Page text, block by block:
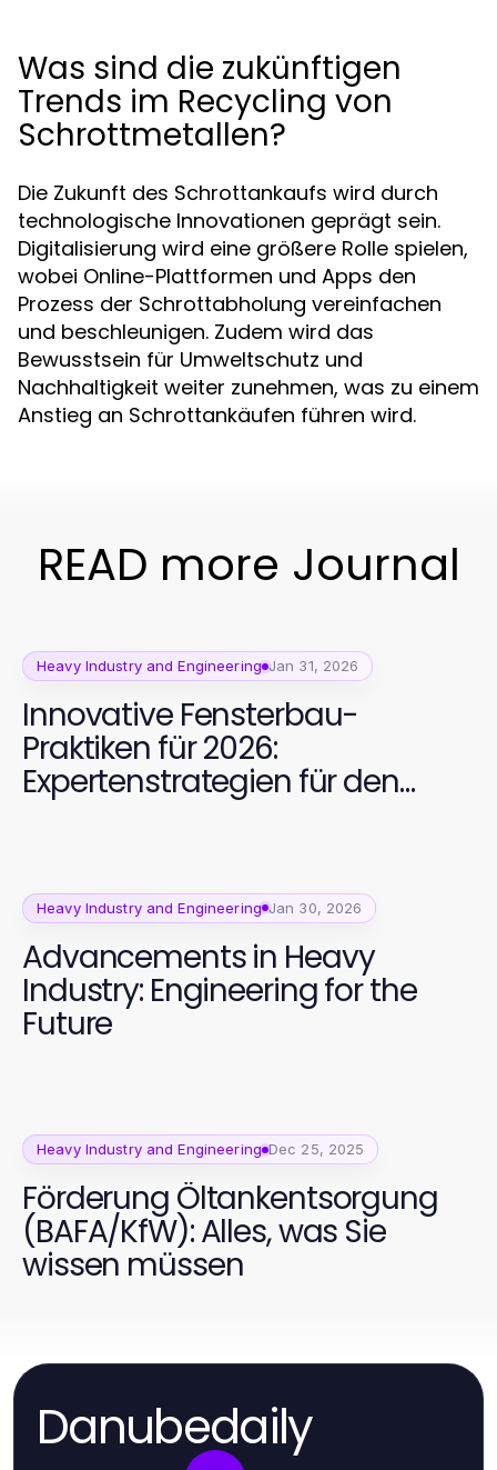
Was sind die zukünftigen
Trends im Recycling von
Schrottmetallen?
Die Zukunft des Schrottankaufs wird durch
technologische Innovationen geprägt sein.
Digitalisierung wird eine größere Rolle spielen,
wobei Online-Plattformen und Apps den
Prozess der Schrottabholung vereinfachen
und beschleunigen. Zudem wird das
Bewusstsein für Umweltschutz und
Nachhaltigkeit weiter zunehmen, was zu einem
Anstieg an Schrottankäufen führen wird.
READ more Journal
Heavy Industry and Engineering Jan 31, 2026
Innovative Fensterbau-
Praktiken für 2026:
Expertenstrategien für den
Erfolg
Heavy Industry and Engineering Jan 30, 2026
Advancements in Heavy
Industry: Engineering for the
Future
Heavy Industry and Engineering Dec 25, 2025
Förderung Öltankentsorgung
(BAFA/KfW): Alles, was Sie
wissen müssen
Danubedaily